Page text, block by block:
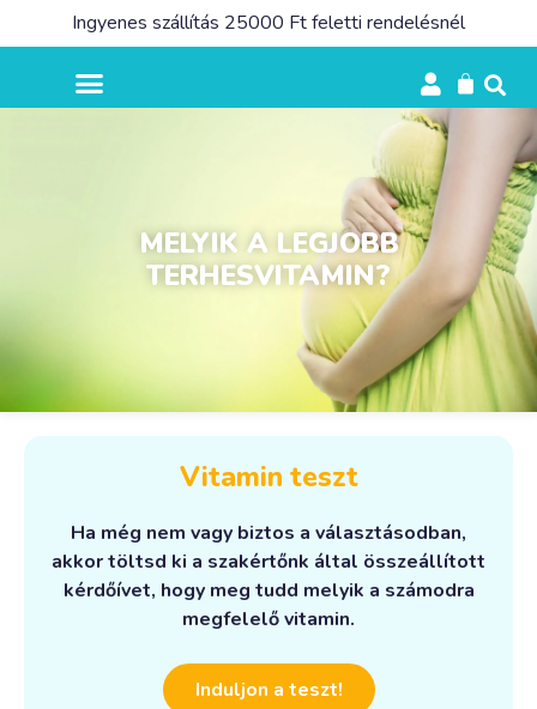
Ingyenes szállítás 25000 Ft feletti rendelésnél
MELYIK A LEGJOBB
TERHESVITAMIN?
Vitamin teszt
Ha még nem vagy biztos a választásodban,
akkor töltsd ki a szakértőnk által összeállított
kérdőívet, hogy meg tudd melyik a számodra
megfelelő vitamin.
Induljon a teszt!